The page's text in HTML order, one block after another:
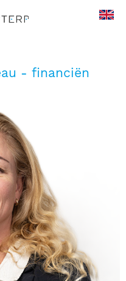
- financiën